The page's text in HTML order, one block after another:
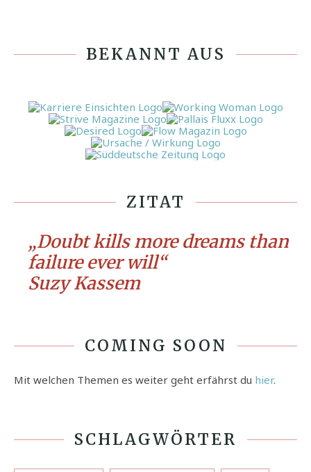
BEKANNT AUS
ZITAT
„Doubt kills more dreams than
failure ever will“
Suzy Kassem
COMING SOON
Mit welchen Themen es weiter geht erfährst du hier.
SCHLAGWÖRTER